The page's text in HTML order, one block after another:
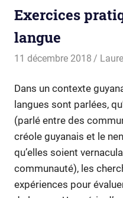
Exercices
langue
11 décembre 2018 Laure
Dans un contexte
langues sont parlées,
(parlé entre des
créole guyanais et le
qu’elles soient
communauté), les
expériences pour